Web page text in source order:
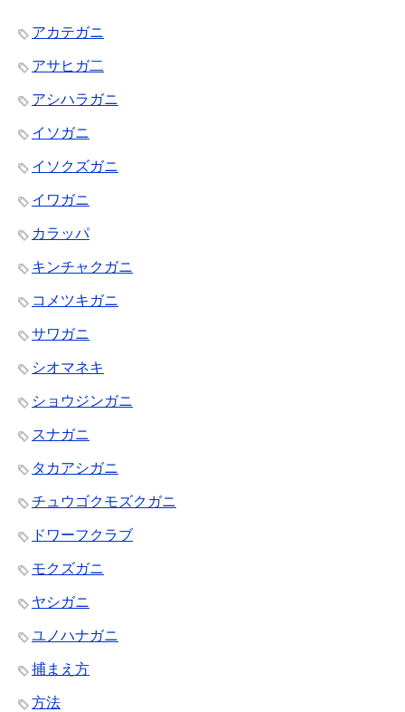
アカテガニ
アサヒガ二
アシハラガニ
イソガニ
イソクズガニ
イワガニ
カラッパ
キンチャクガニ
コメツキガニ
サワガニ
シオマネキ
ショウジンガニ
スナガニ
タカアシガニ
チュウゴクモズクガニ
ドワーフクラブ
モクズガニ
ヤシガニ
ユノハナガニ
捕まえ方
方法